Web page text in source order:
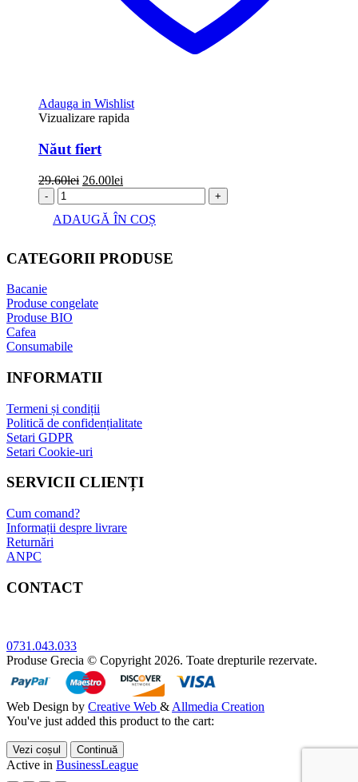
Adauga in Wishlist
Vizualizare rapida
Năut fiert
29.60lei Prețul
a
fost:
26.00lei
este:
26.00lei.
- +
ADAUGĂ ÎN COȘ
CATEGORII PRODUSE
Bacanie
Produse congelate
Produse BIO
Cafea
Consumabile
INFORMATII
Termeni și condiții
Politică de confidențialitate
Setari GDPR
Setari Cookie-uri
SERVICII CLIENȚI
Cum comand?
Informații despre livrare
Returnări
ANPC
CONTACT
0731.043.033
Produse Grecia © Copyright 2026. Toate drepturile rezervate.
Web Design by Creative Web & Allmedia Creation
You've just added this product to the cart:
Vezi coșul Continuă
Active in BusinessLeague